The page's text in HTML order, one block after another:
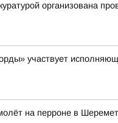
организована
участвует
на перроне в